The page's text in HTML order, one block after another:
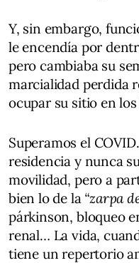
Y, sin embargo,
le encendía por
pero cambiaba su
marcialidad perdida
ocupar su sitio en los
Superamos el
residencia y nunca
movilidad, pero a
bien lo de la“zarpa
párkinson, bloqueo
renal… La vida,
tiene un repertorio